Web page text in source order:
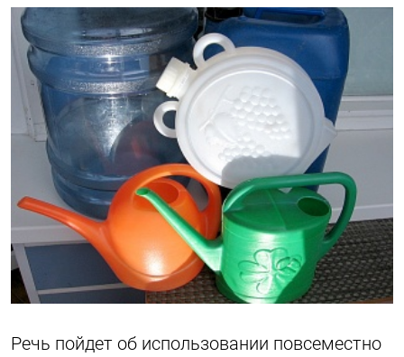
Речь пойдет об использовании повсеместно